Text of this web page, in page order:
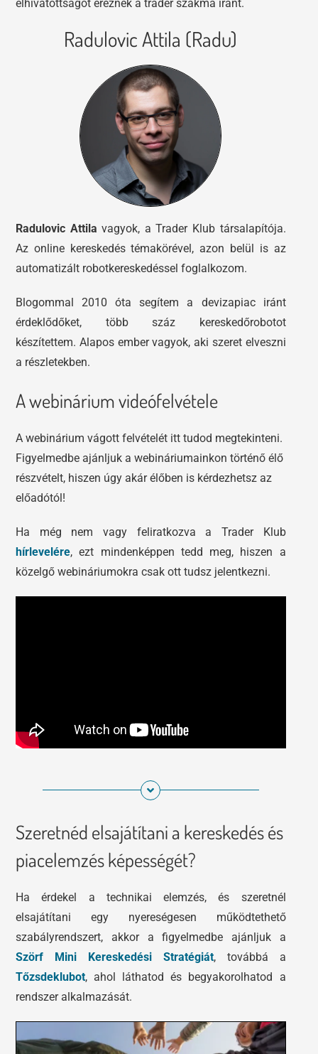
elhivatottságot éreznek a trader szakma iránt.
Radulovic Attila (Radu)
Radulovic Attila vagyok, a Trader Klub társalapítója.
Az online kereskedés témakörével, azon belül is az
automatizált robotkereskedéssel foglalkozom.
Blogommal 2010 óta segítem a devizapiac iránt
érdeklődőket, több száz kereskedőrobotot
készítettem. Alapos ember vagyok, aki szeret elveszni
a részletekben.
A webinárium videófelvétele
A webinárium vágott felvételét itt tudod megtekinteni.
Figyelmedbe ajánljuk a webináriumainkon történő élő
részvételt, hiszen úgy akár élőben is kérdezhetsz az
előadótól!
Ha még nem vagy feliratkozva a Trader Klub
hírlevelére, ezt mindenképpen tedd meg, hiszen a
közelgő webináriumokra csak ott tudsz jelentkezni.
Szeretnéd elsajátítani a kereskedés és
piacelemzés képességét?
Ha érdekel a technikai elemzés, és szeretnél
elsajátítani egy nyereségesen működtethető
szabályrendszert, akkor a figyelmedbe ajánljuk a
Szörf Mini Kereskedési Stratégiát, továbbá a
Tőzsdeklubot, ahol láthatod és begyakorolhatod a
rendszer alkalmazását.